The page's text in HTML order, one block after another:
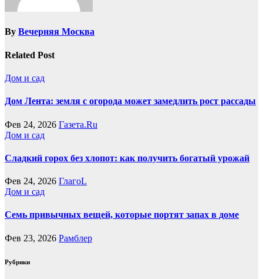
By Вечерняя Москва
Related Post
Дом и сад
Дом Лента: земля с огорода может замедлить рост рассады
Фев 24, 2026 Газета.Ru
Дом и сад
Сладкий горох без хлопот: как получить богатый урожай
Фев 24, 2026 ГлагоL
Дом и сад
Семь привычных вещей, которые портят запах в доме
Фев 23, 2026 Рамблер
Рубрики